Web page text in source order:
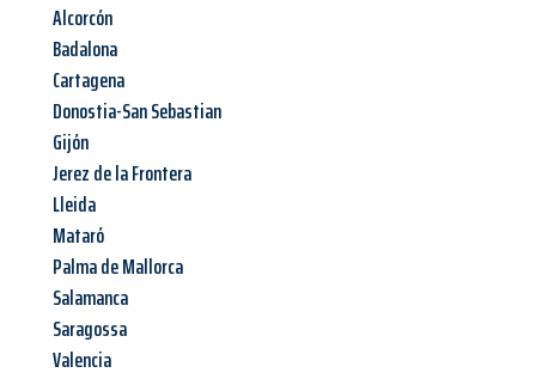
Alcorcón
Badalona
Cartagena
Donostia-San Sebastian
Gijón
Jerez de la Frontera
Lleida
Mataró
Palma de Mallorca
Salamanca
Saragossa
Valencia